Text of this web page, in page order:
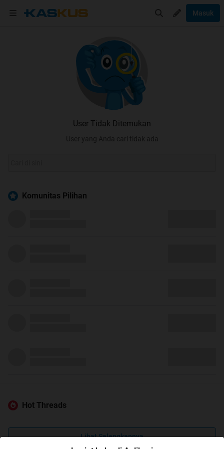
Masuk
User Tidak Ditemukan
User yang Anda cari tidak ada
Komunitas Pilihan
Hot Threads
Lihat Selengkapnya